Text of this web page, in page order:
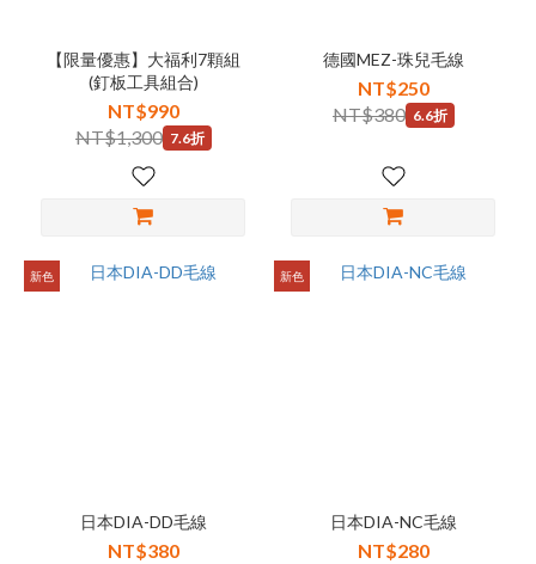
【限量優惠】大福利7顆組
(釘板工具組合)
NT$990
NT$1,300 7.6折
德國MEZ-珠兒毛線
NT$250
NT$380 6.6折
新色
日本DIA-DD毛線
NT$380
新色
日本DIA-NC毛線
NT$280